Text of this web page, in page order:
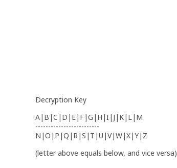
Decryption Key
A|B|C|D|E|F|G|H|I|J|K|L|M
-------------------------
N|O|P|Q|R|S|T|U|V|W|X|Y|Z
(letter above equals below, and vice versa)